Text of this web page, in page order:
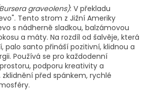
graveolens): V překladu
Tento strom z Jižní Ameriky
s nádherně sladkou, balzámovou
a máty. Na rozdíl od šalvěje, která
palo santo přináší pozitivní, klidnou a
Používá se pro každodenní
podporu kreativity a
před spánkem, rychlé